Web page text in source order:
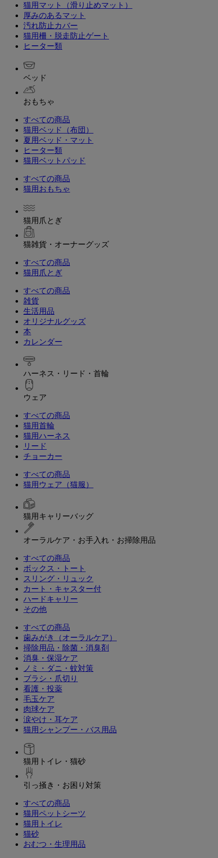
猫用マット（滑り止めマット）
厚みのあるマット
汚れ防止カバー
猫用柵・脱走防止ゲート
ヒーター類
ベッド
おもちゃ
すべての商品
猫用ベッド（布団）
夏用ベッド・マット
ヒーター類
猫用ベットパッド
すべての商品
猫用おもちゃ
猫用爪とぎ
猫雑貨・オーナーグッズ
すべての商品
猫用爪とぎ
すべての商品
雑貨
生活用品
オリジナルグッズ
本
カレンダー
ハーネス・リード・首輪
ウェア
すべての商品
猫用首輪
猫用ハーネス
リード
チョーカー
すべての商品
猫用ウェア（猫服）
猫用キャリーバッグ
オーラルケア・お手入れ・お掃除用品
すべての商品
ボックス・トート
スリング・リュック
カート・キャスター付
ハードキャリー
その他
すべての商品
歯みがき（オーラルケア）
掃除用品・除菌・消臭剤
消臭・保湿ケア
ノミ・ダニ・蚊対策
ブラシ・爪切り
看護・投薬
毛玉ケア
肉球ケア
涙やけ・耳ケア
猫用シャンプー・バス用品
猫用トイレ・猫砂
引っ掻き・お困り対策
すべての商品
猫用ペットシーツ
猫用トイレ
猫砂
おむつ・生理用品